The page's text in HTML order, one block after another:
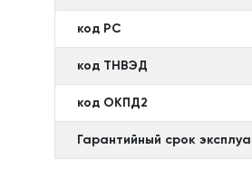
код РС
код ТНВЭД
код ОКПД2
Гарантийный срок